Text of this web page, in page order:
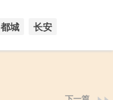
都城 长安